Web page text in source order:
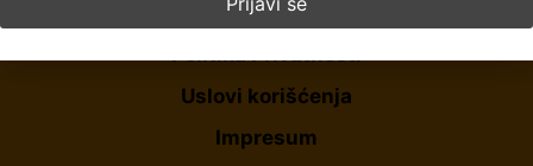
O Nama
Politika Privatnosti
Uslovi korišćenja
Impresum